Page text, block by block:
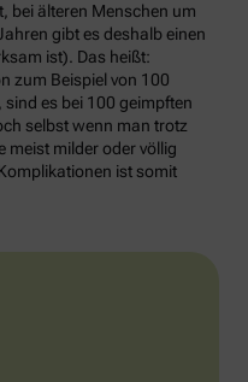
bei älteren Menschen um
gibt es deshalb einen
ist). Das heißt:
zum Beispiel von 100
es bei 100 geimpften
selbst wenn man trotz
meist milder oder völlig
ist somit